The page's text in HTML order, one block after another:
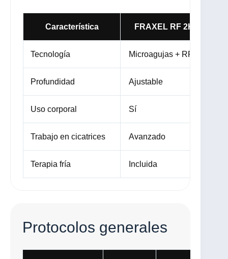
Característica FRAXEL RF 2H
Tecnología Microagujas + RF
Profundidad Ajustable
Uso corporal Sí
Trabajo en cicatrices Avanzado
Terapia fría Incluida
Protocolos generales